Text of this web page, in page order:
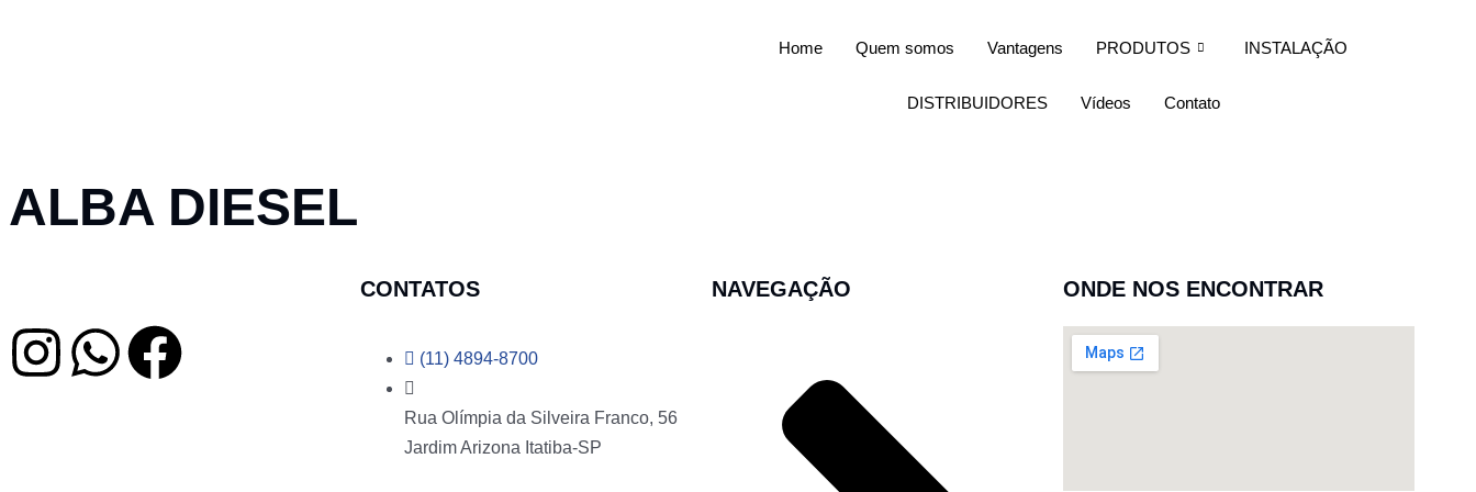
Home Quem somos Vantagens PRODUTOS INSTALAÇÃO
DISTRIBUIDORES Vídeos Contato
ALBA DIESEL
CONTATOS
(11) 4894-8700
Rua Olímpia da Silveira Franco, 56
Jardim Arizona Itatiba-SP
NAVEGAÇÃO ONDE NOS ENCONTRAR